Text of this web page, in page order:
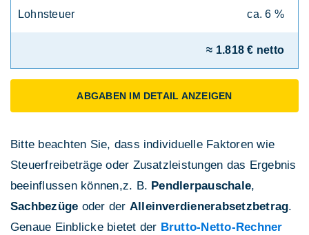
Lohnsteuer ca. 6 %
≈ 1.818 € netto
ABGABEN IM DETAIL ANZEIGEN
Bitte beachten Sie, dass individuelle Faktoren wie
Steuerfreibeträge oder Zusatzleistungen das Ergebnis
beeinflussen können,z. B. Pendlerpauschale,
Sachbezüge oder der Alleinverdienerabsetzbetrag.
Genaue Einblicke bietet der Brutto-Netto-Rechner